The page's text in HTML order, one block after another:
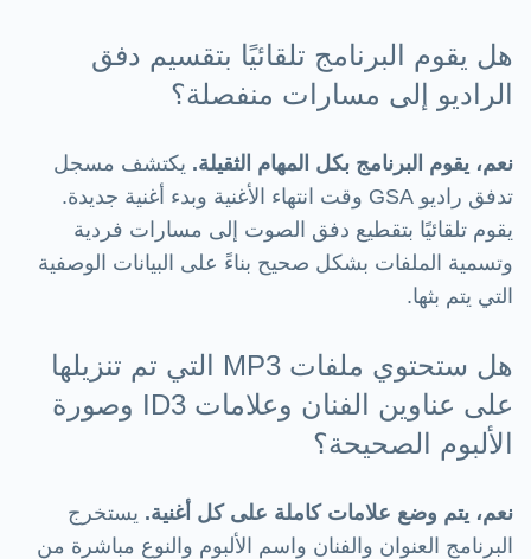
هل يقوم البرنامج تلقائيًا بتقسيم دفق
الراديو إلى مسارات منفصلة؟
نعم، يقوم البرنامج بكل المهام الثقيلة. يكتشف مسجل
تدفق راديو GSA وقت انتهاء الأغنية وبدء أغنية جديدة.
يقوم تلقائيًا بتقطيع دفق الصوت إلى مسارات فردية
وتسمية الملفات بشكل صحيح بناءً على البيانات الوصفية
التي يتم بثها.
هل ستحتوي ملفات MP3 التي تم تنزيلها
على عناوين الفنان وعلامات ID3 وصورة
الألبوم الصحيحة؟
نعم، يتم وضع علامات كاملة على كل أغنية. يستخرج
البرنامج العنوان والفنان واسم الألبوم والنوع مباشرة من